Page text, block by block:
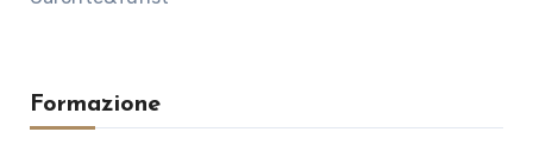
Formazione